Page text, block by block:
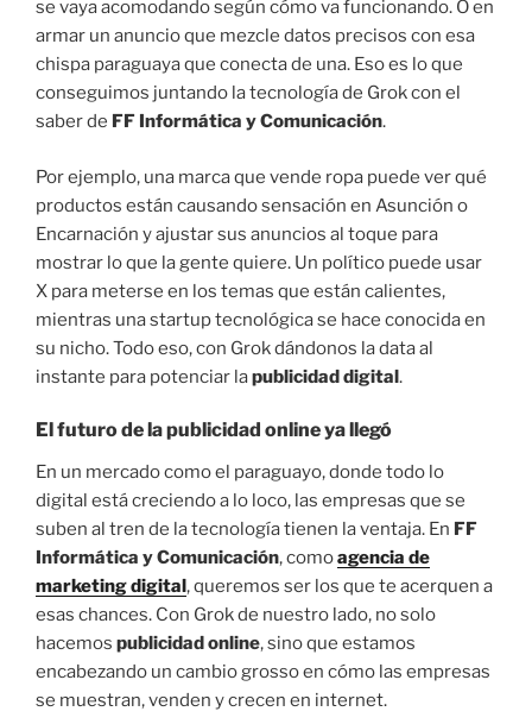
se vaya acomodando según cómo va funcionando. O en
armar un anuncio que mezcle datos precisos con esa
chispa paraguaya que conecta de una. Eso es lo que
conseguimos juntando la tecnología de Grok con el
saber de FF Informática y Comunicación.
Por ejemplo, una marca que vende ropa puede ver qué
productos están causando sensación en Asunción o
Encarnación y ajustar sus anuncios al toque para
mostrar lo que la gente quiere. Un político puede usar
X para meterse en los temas que están calientes,
mientras una startup tecnológica se hace conocida en
su nicho. Todo eso, con Grok dándonos la data al
instante para potenciar lapublicidad digital.
El futuro de lapublicidad onlineya llegó
En un mercado como el paraguayo, donde todo lo
digital está creciendo a lo loco, las empresas que se
suben al tren de la tecnología tienen la ventaja. En FF
Informática y Comunicación, comoagencia de
marketing digital, queremos ser los que te acerquen a
esas chances. Con Grok de nuestro lado, no solo
hacemos publicidad online, sino que estamos
encabezando un cambio grosso en cómo las empresas
se muestran, venden y crecen en internet.